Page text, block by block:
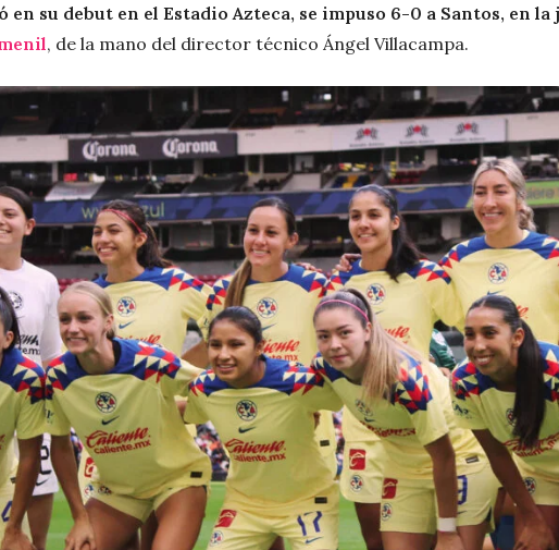
en su debut en el Estadio Azteca, se impuso 6-0 a Santos, en la
, de la mano del director técnico Ángel Villacampa.